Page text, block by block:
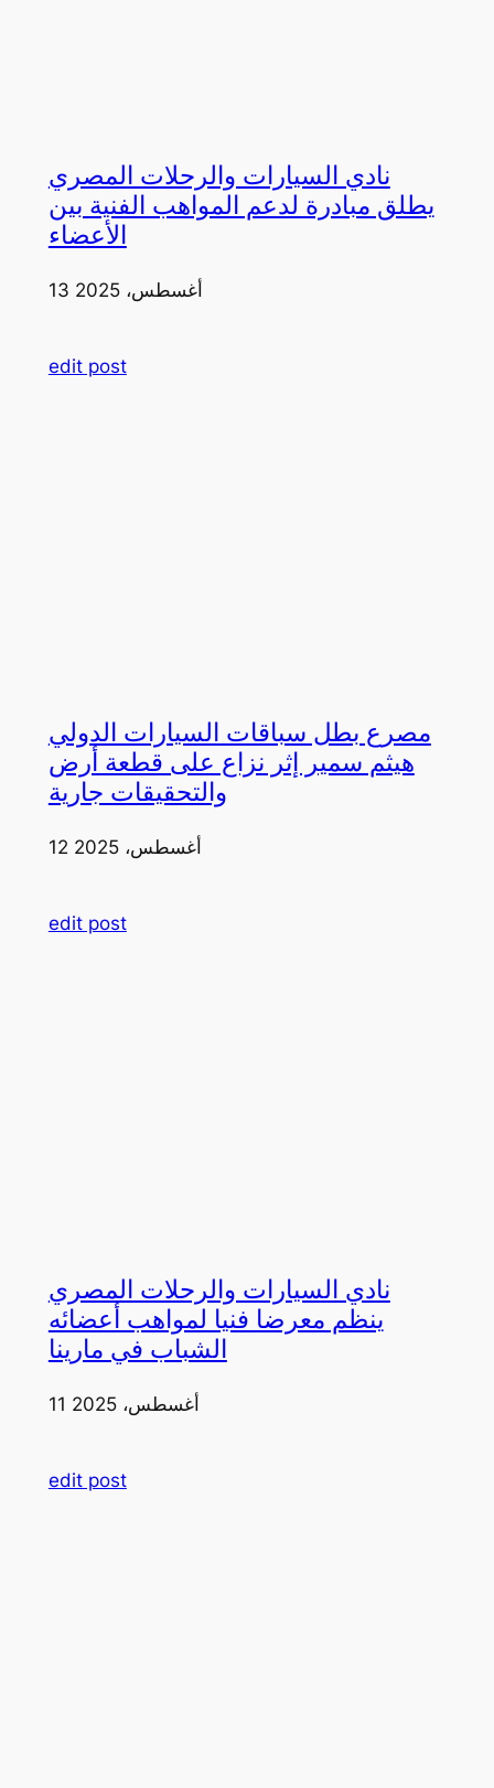
نادي السيارات والرحلات المصري
يطلق مبادرة لدعم المواهب الفنية بين
الأعضاء
13 أغسطس، 2025
edit post
مصرع بطل سباقات السيارات الدولي
هيثم سمير إثر نزاع على قطعة أرض
والتحقيقات جارية
12 أغسطس، 2025
edit post
نادي السيارات والرحلات المصري
ينظم معرضا فنيا لمواهب أعضائه
الشباب في مارينا
11 أغسطس، 2025
edit post